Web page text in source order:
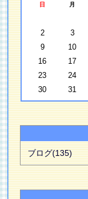
日 月
2
3
9
10
16
17
23
24
30
31
ブログ(135)